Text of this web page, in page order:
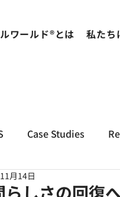
ワールド®とは 私たち
Case Studies
月14日